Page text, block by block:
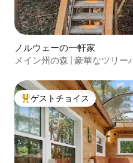
ノルウェーの一軒家
メイン州の森 | 豪華なツリー
大好評のゲストチョイスです
ゲストチョイス